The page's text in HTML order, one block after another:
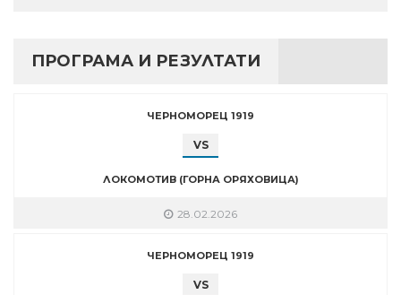
ПРОГРАМА И РЕЗУЛТАТИ
ЧЕРНОМОРЕЦ 1919
VS
ЛОКОМОТИВ (ГОРНА ОРЯХОВИЦА)
28.02.2026
ЧЕРНОМОРЕЦ 1919
VS